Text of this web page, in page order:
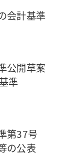
会計基準
公開草案
準
第37号
の公表